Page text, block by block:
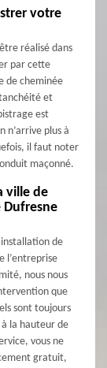
votre
réalisé dans
par cette
de cheminée
et
est
n’arrive plus à
il faut noter
maçonné.
ville de
Dufresne
de
l’entreprise
nous nous
que
sont toujours
la hauteur de
vous ne
gratuit,